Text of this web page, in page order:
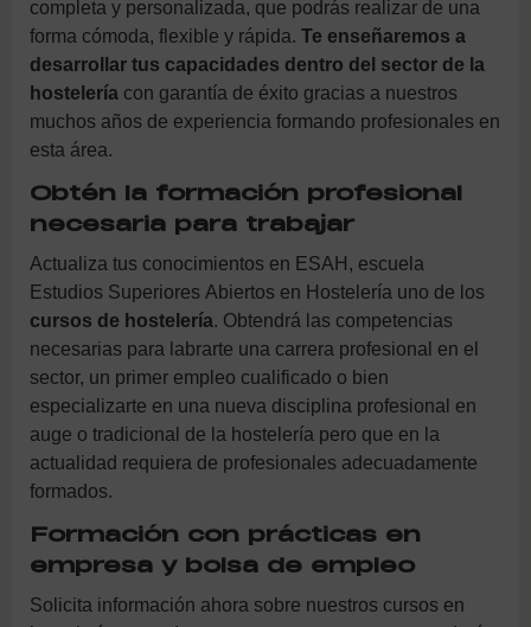
completa y personalizada, que podrás realizar de una
forma cómoda, flexible y rápida. Te enseñaremos a
desarrollar tus capacidades dentro del sector de la
hostelería con garantía de éxito gracias a nuestros
muchos años de experiencia formando profesionales en
esta área.
Obtén la formación profesional
necesaria para trabajar
Actualiza tus conocimientos en ESAH, escuela
Estudios Superiores Abiertos en Hostelería uno de los
cursos de hostelería. Obtendrá las competencias
necesarias para labrarte una carrera profesional en el
sector, un primer empleo cualificado o bien
especializarte en una nueva disciplina profesional en
auge o tradicional de la hostelería pero que en la
actualidad requiera de profesionales adecuadamente
formados.
Formación con prácticas en
empresa y bolsa de empleo
Solicita información ahora sobre nuestros cursos en